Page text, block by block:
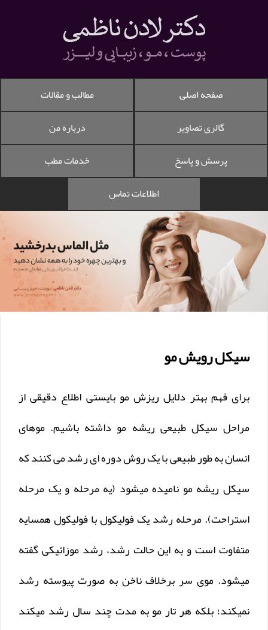
صفحه اصلی
مطالب و مقالات
گالری تصاویر
درباره من
پرسش و پاسخ
خدمات مطب
اطلاعات تماس
سیکل رویش مو
برای فهم بهتر دلایل ریزش مو بایستی اطلاع دقیقی از
مراحل سیکل طبیعی ریشه مو داشته باشیم. موهای
انسان به طور طبیعی با یک روش دوره ای رشد می کنند که
سیکل ریشه مو نامیده میشود (یه مرحله و یک مرحله
استراحت). مرحله رشد یک فولیکول با فولیکول همسایه
متفاوت است و به این حالت رشد، رشد موزائیکی گفته
میشود. موی سر برخلاف ناخن به صورت پیوسته رشد
نمیکند؛ بلکه هر تار مو به مدت چند سال رشد میکند